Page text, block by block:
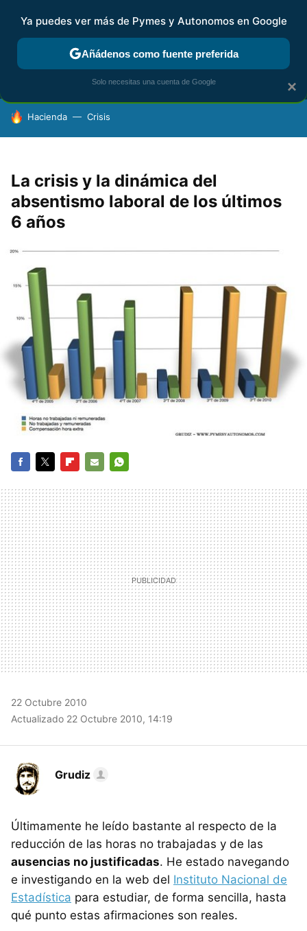
MENÚ NUEVO
FISCALIDAD Y CONTABILIDAD KIT DIGITAL
HOY SE HABLA DE
Hacienda Crisis
La crisis y la dinámica del
absentismo laboral de los últimos
6 años
MAIL
22 Octubre 2010
Actualizado 22 Octubre 2010, 14:19
Grudiz
Últimamente he leído bastante al respecto de la
reducción de las horas no trabajadas y de las
ausencias no justificadas. He estado navegando
e investigando en la web del Instituto Nacional de
Estadística para estudiar, de forma sencilla, hasta
qué punto estas afirmaciones son reales.
×
Ya puedes ver más de Pymes y Autonomos en Google
Añádenos como fuente preferida
Solo necesitas una cuenta de Google